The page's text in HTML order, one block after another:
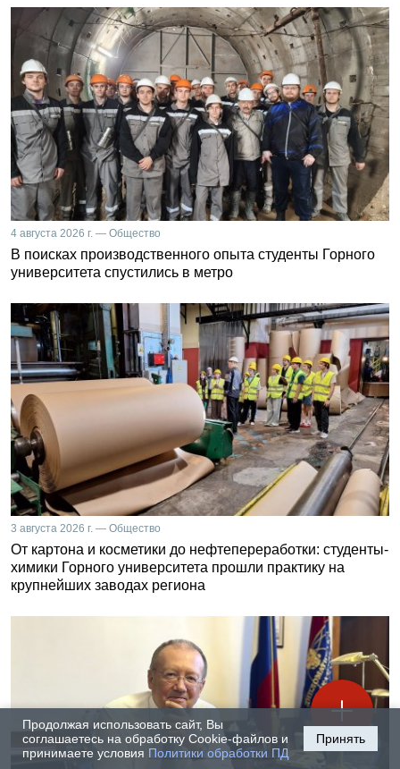
Продолжая использовать сайт, Вы
соглашаетесь на обработку Cookie-файлов и
принимаете условия Политики обработки ПД
Принять
4 августа 2026 г. — Общество
В поисках производственного опыта студенты Горного
университета спустились в метро
3 августа 2026 г. — Общество
От картона и косметики до нефтепереработки: студенты-
химики Горного университета прошли практику на
крупнейших заводах региона